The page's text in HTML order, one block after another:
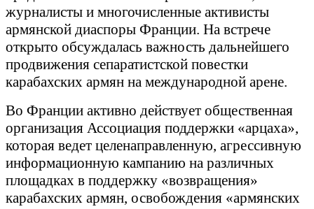
журналисты и многочисленные активисты
армянской диаспоры Франции. На встрече
открыто обсуждалась важность дальнейшего
продвижения сепаратистской повестки
карабахских армян на международной арене.
Во Франции активно действует общественная
организация Ассоциация поддержки «арцаха»,
которая ведет целенаправленную, агрессивную
информационную кампанию на различных
площадках в поддержку «возвращения»
карабахских армян, освобождения «армянских